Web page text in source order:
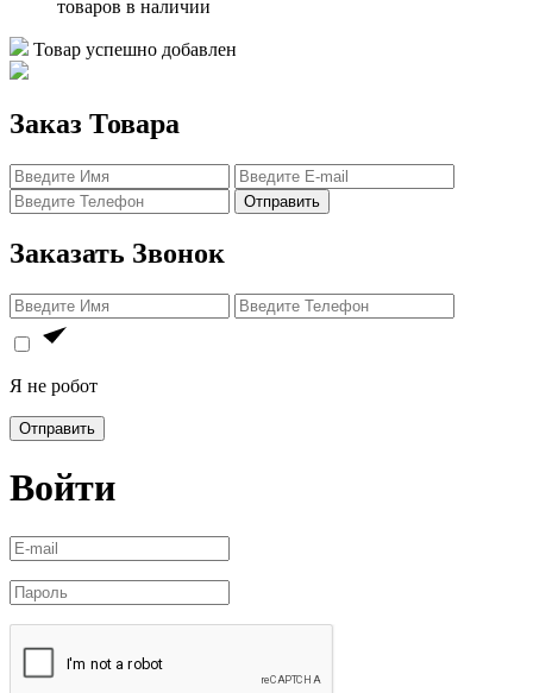
товаров в наличии
Товар успешно добавлен
Заказ Товара
Отправить
Заказать Звонок
Я не робот
Отправить
Войти